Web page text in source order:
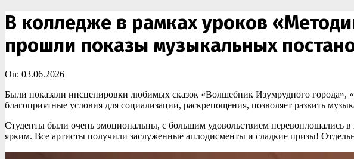
В колледже в рамках уроков
прошли показы музыкальных
On: 03.06.2026
Были показали инсценировки любимых сказок «Волшебник Изумрудного города»,
благоприятные условия для социализации, раскрепощения, позволяет развить
Студенты были очень эмоциональны, с большим удовольствием перевоплощались
ярким. Все артисты получили заслуженные аплодисменты и сладкие призы!